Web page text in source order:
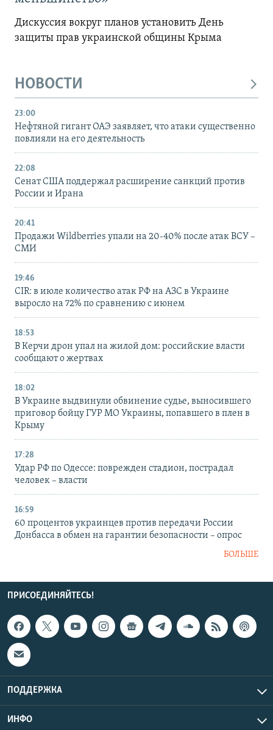
Дискуссия вокруг планов установить День
защиты прав украинской общины Крыма
НОВОСТИ
23:00
Нефтяной гигант ОАЭ заявляет, что атаки существенно
повлияли на его деятельность
22:08
Сенат США поддержал расширение санкций против
России и Ирана
20:41
Продажи Wildberries упали на 20-40% после атак ВСУ –
СМИ
19:46
CIR: в июле количество атак РФ на АЗС в Украине
выросло на 72% по сравнению с июнем
18:53
В Керчи дрон упал на жилой дом: российские власти
сообщают о жертвах
18:02
В Украине выдвинули обвинение судье, выносившего
приговор бойцу ГУР МО Украины, попавшего в плен в
Крыму
17:28
Удар РФ по Одессе: поврежден стадион, пострадал
человек – власти
16:59
60 процентов украинцев против передачи России
Донбасса в обмен на гарантии безопасности – опрос
БОЛЬШЕ
ПРИСОЕДИНЯЙТЕСЬ!
ПОДДЕРЖКА
ИНФО